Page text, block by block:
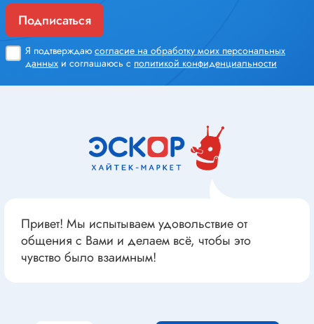
Подписаться
Я подтверждаю согласие на обработку моих персональных
данных и соглашаюсь с политикой конфиденциальности
Привет! Мы испытываем удовольствие от
общения с Вами и делаем всё, чтобы это
чувство было взаимным!